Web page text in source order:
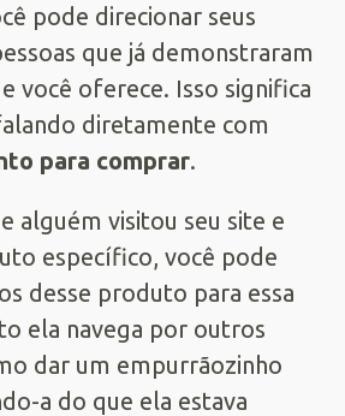
pode direcionar seus
que já demonstraram
você oferece. Isso significa
diretamente com
para comprar.
alguém visitou seu site e
específico, você pode
desse produto para essa
ela navega por outros
dar um empurrãozinho
a do que ela estava